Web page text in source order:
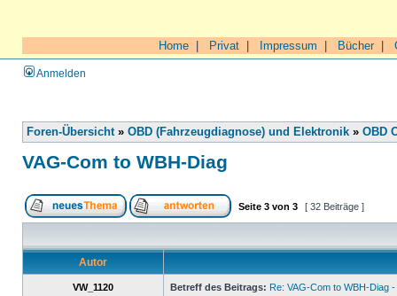
Home Privat Impressum Bücher|
Anmelden
Foren-Übersicht» OBD (Fahrzeugdiagnose) und Elektronik » OBD
VAG-Com to WBH-Diag
Seite 3 von 3 [ 32 Beiträge ]
Autor
VW_1120 Betreff des Beitrags: Re: VAG-Com to WBH-Diag